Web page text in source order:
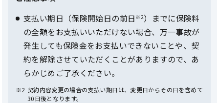
支払い期日（保険開始日の前日 ※2）までに保険料
の全額をお支払いいただけない場合、万一事故が
発生しても保険金をお支払いできないことや、契
約を解除させていただくことがありますので、あ
らかじめご了承ください。
※2 契約内容変更の場合の支払い期日は、変更日からその日を含めて
30日後となります。